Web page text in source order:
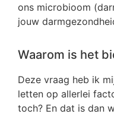
ons microbioom
jouw
Waarom is het
Deze vraag heb ik
letten op allerlei
toch? En dat is dan